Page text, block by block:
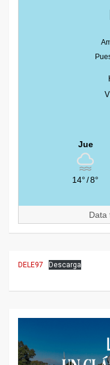
Jue
14°/8°
Data
DELE97 Descarga